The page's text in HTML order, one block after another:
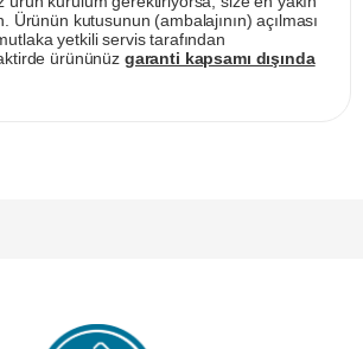
Ürünün kutusunun (ambalajının) açılması
yetkili servis tarafından
ürününüz garanti kapsamı dışında